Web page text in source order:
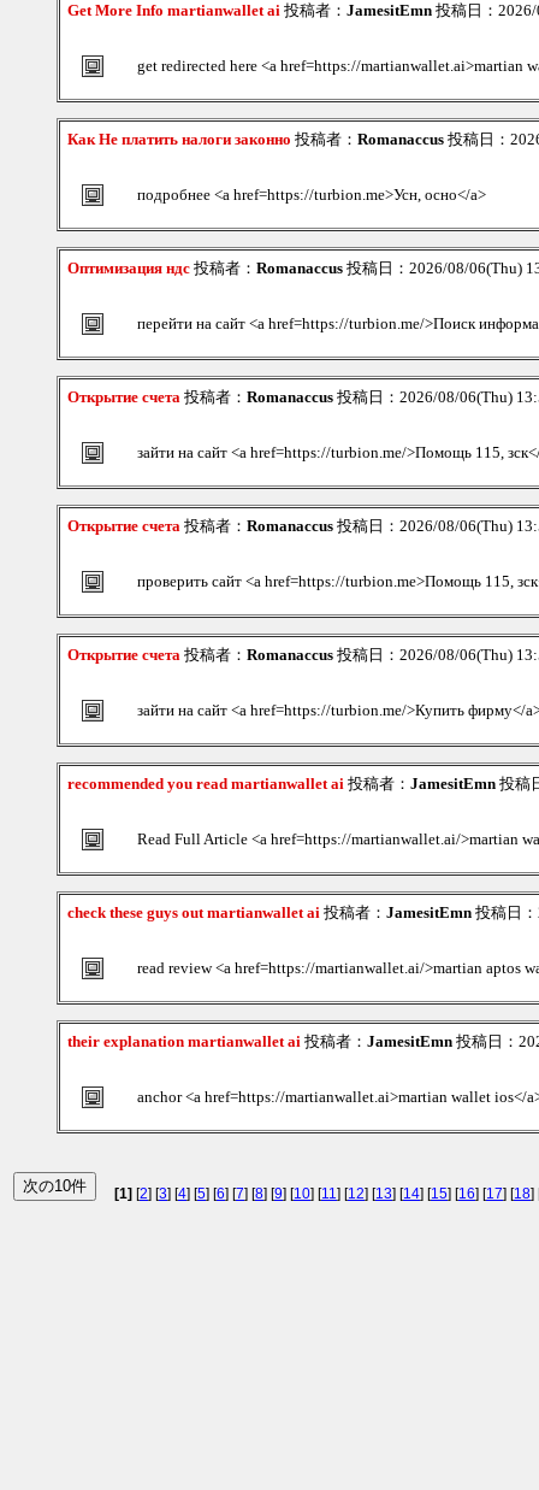
Get More Info martianwallet ai 投稿者： JamesitEmn 投稿日：
get redirected here <a href=https://martianwallet.ai>martian
Как Не платить налоги законно 投稿者： Romanaccus 投稿日：
подробнее <a href=https://turbion.me>Усн, осно</a>
Оптимизация ндс 投稿者： Romanaccus 投稿日：2026/08/06(Thu)
перейти на сайт <a href=https://turbion.me/>Поиск
Открытие счета 投稿者： Romanaccus 投稿日：2026/08/06(Thu)
зайти на сайт <a href=https://turbion.me/>Помощь 115,
Открытие счета 投稿者： Romanaccus 投稿日：2026/08/06(Thu)
проверить сайт <a href=https://turbion.me>Помощь 115,
Открытие счета 投稿者： Romanaccus 投稿日：2026/08/06(Thu)
зайти на сайт <a href=https://turbion.me/>Купить фирму</
recommended you read martianwallet ai 投稿者： JamesitEmn 投稿
Read Full Article <a href=https://martianwallet.ai/>martian
check these guys out martianwallet ai 投稿者： JamesitEmn 投稿日
read review <a href=https://martianwallet.ai/>martian aptos
their explanation martianwallet ai 投稿者： JamesitEmn 投稿日：
anchor <a href=https://martianwallet.ai>martian wallet ios</
[1] [2] [3] [4] [5] [6] [7] [8] [9] [10] [11] [12] [13] [14] [15] [16] [17] [18]